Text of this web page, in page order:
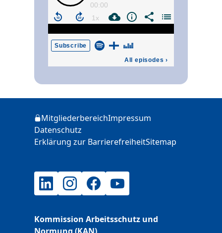
Login
MitgliederbereichImpressum
Datenschutz
Erklärung zur BarrierefreiheitSitemap
LinkedInInstagramFacebookYouTube
Kommission Arbeitsschutz und